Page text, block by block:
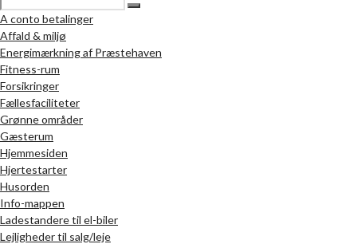
A conto betalinger
Affald & miljø
Energimærkning af Præstehaven
Fitness-rum
Forsikringer
Fællesfaciliteter
Grønne områder
Gæsterum
Hjemmesiden
Hjertestarter
Husorden
Info-mappen
Ladestandere til el-biler
Lejligheder til salg/leje